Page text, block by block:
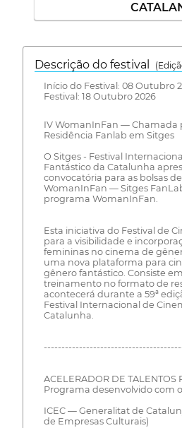
Descrição do festival
Início do Festival: 08
Festival: 18 Outubro 2026
IV WomanInFan — Chamada
Residência Fanlab em Sitges
O Sitges - Festival
Fantástico da Catalunha
convocatória para as bolsas
WomanInFan — Sitges
programa WomanInFan.
Esta iniciativa do Festival de
para a visibilidade e
femininas no cinema de
uma nova plataforma para
gênero fantástico. Consiste
treinamento no formato de
acontecerá durante a 59ª
Festival Internacional de
Catalunha.
ACELERADOR DE TALENTOS
Programa desenvolvido com
ICEC — Generalitat de
de Empresas Culturais)